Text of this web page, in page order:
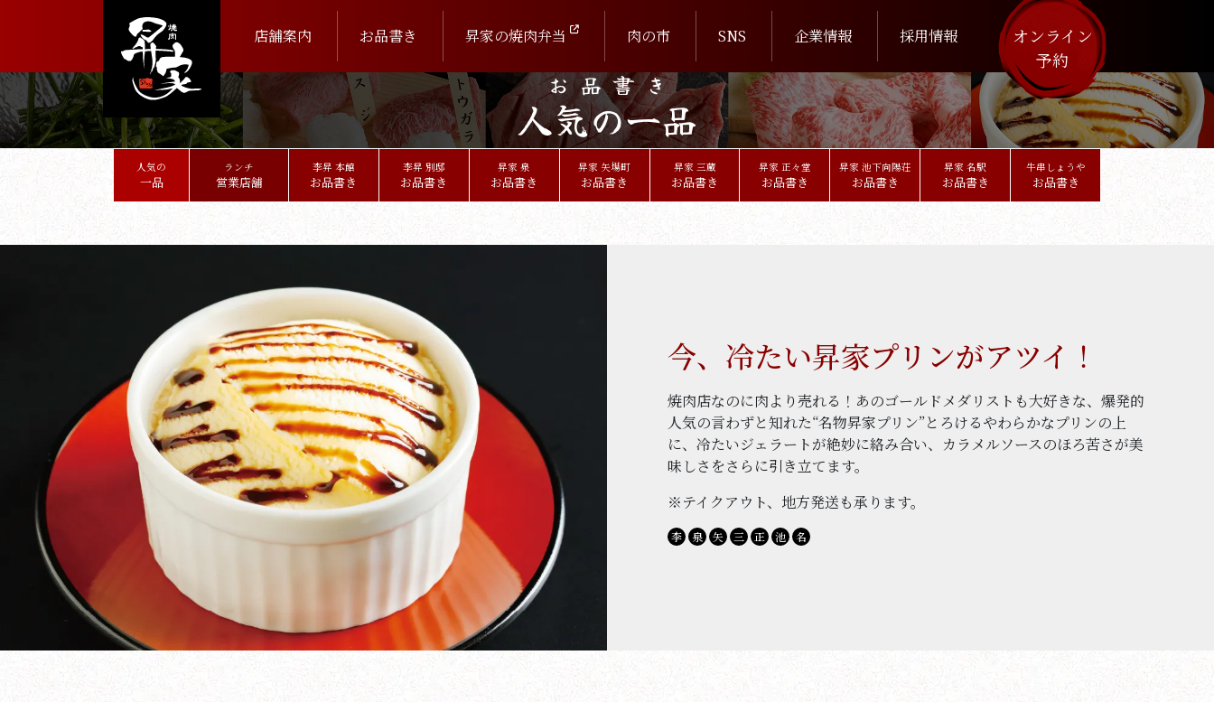
オンライン
予約
店舗案内 お品書き 昇家の焼肉弁当 肉の市 SNS 企業情報 採用情報
お品書き
人気の一品
人気の
一品
ランチ
営業店舗
李昇 本館
お品書き
李昇 別邸
お品書き
昇家 泉
お品書き
昇家 矢場町
お品書き
昇家 三蔵
お品書き
昇家 正々堂
お品書き
昇家 池下向陽荘
お品書き
昇家 名駅
お品書き
牛串しょうや
お品書き
今、冷たい昇家プリンがアツイ！
焼肉店なのに肉より売れる！あのゴールドメダリストも大好きな、爆発的
人気の言わずと知れた“名物昇家プリン”とろけるやわらかなプリンの上
に、冷たいジェラートが絶妙に絡み合い、カラメルソースのほろ苦さが美
味しさをさらに引き立てます。
※テイクアウト、地方発送も承ります。
李 泉 矢 三 正 池 名